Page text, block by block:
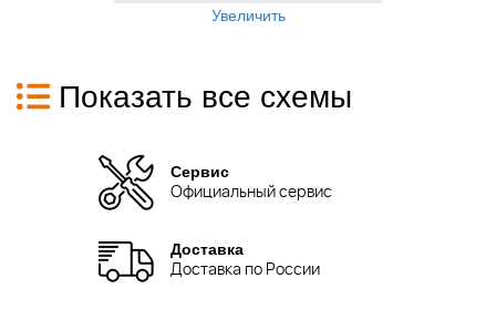
Увеличить
Показать все схемы
Сервис
Официальный сервис
Доставка
Доставка по России